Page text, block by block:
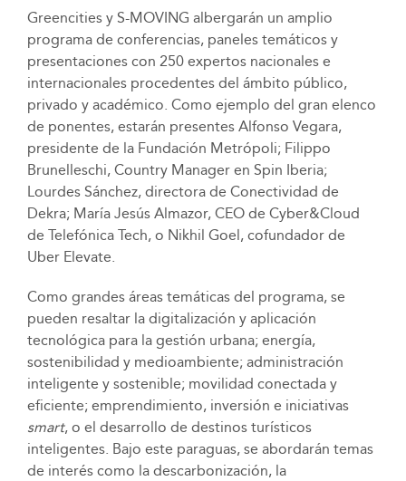
Greencities y S-MOVING albergarán un amplio
programa de conferencias, paneles temáticos y
presentaciones con 250 expertos nacionales e
internacionales procedentes del ámbito público,
privado y académico. Como ejemplo del gran elenco
de ponentes, estarán presentes Alfonso Vegara,
presidente de la Fundación Metrópoli; Filippo
Brunelleschi, Country Manager en Spin Iberia;
Lourdes Sánchez, directora de Conectividad de
Dekra; María Jesús Almazor, CEO de Cyber&Cloud
de Telefónica Tech, o Nikhil Goel, cofundador de
Uber Elevate.
Como grandes áreas temáticas del programa, se
pueden resaltar la digitalización y aplicación
tecnológica para la gestión urbana; energía,
sostenibilidad y medioambiente; administración
inteligente y sostenible; movilidad conectada y
eficiente; emprendimiento, inversión e iniciativas
smart, o el desarrollo de destinos turísticos
inteligentes. Bajo este paraguas, se abordarán temas
de interés como la descarbonización, la